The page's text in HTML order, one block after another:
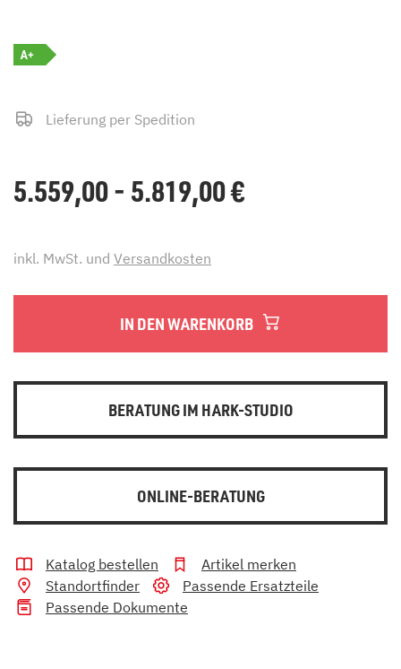
A+
Lieferung per Spedition
5.559,00 - 5.819,00€
inkl. MwSt. und Versandkosten
IN DEN WARENKORB
BERATUNG IM HARK-STUDIO
ONLINE-BERATUNG
Katalog bestellen
Artikel merken
Standortfinder
Passende Ersatzteile
Passende Dokumente